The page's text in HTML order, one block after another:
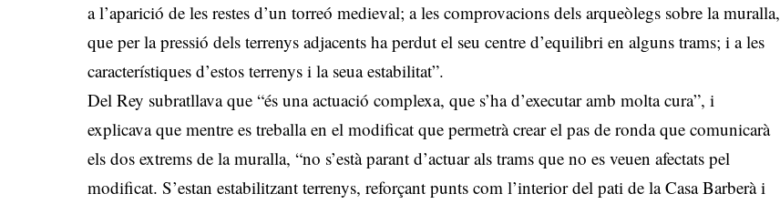
a l’aparició de les restes d’un torreó medieval; a les comprovacions dels arqueòlegs sobre la muralla,
que per la pressió dels terrenys adjacents ha perdut el seu centre d’equilibri en alguns trams; i a les
característiques d’estos terrenys i la seua estabilitat”.
Del Rey subratllava que “és una actuació complexa, que s’ha d’executar amb molta cura”, i
explicava que mentre es treballa en el modificat que permetrà crear el pas de ronda que comunicarà
els dos extrems de la muralla, “no s’està parant d’actuar als trams que no es veuen afectats pel
modificat. S’estan estabilitzant terrenys, reforçant punts com l’interior del pati de la Casa Barberà i